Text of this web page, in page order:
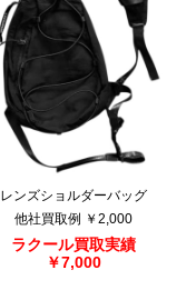
レンズショルダーバッグ
他社買取例 ￥2,000
ラクール買取実績
￥7,000